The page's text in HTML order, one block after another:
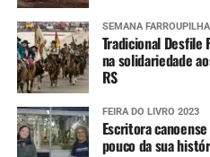
SEMANA
Tradicional
na solidariedade
RS
FEIRA DO LIVRO 2023
Escritora
pouco da sua